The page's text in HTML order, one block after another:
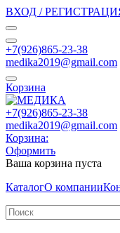
ВХОД /
+7(926)865-23-38
medika2019@gmail.com
Корзина
+7(926)865-23-38
medika2019@gmail.com
Корзина:
Оформить
Ваша корзина пуста
КаталогО компании